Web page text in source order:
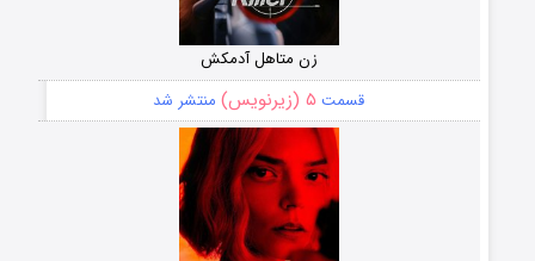
زن متاهل آدمکش
قسمت ۵ (زیرنویس) منتشر شد